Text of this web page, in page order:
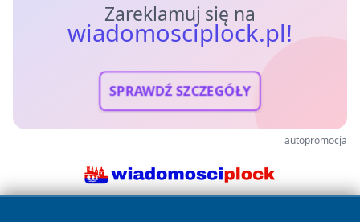
Zareklamuj się na
wiadomosciplock.pl!
SPRAWDŹ SZCZEGÓŁY
autopromocja